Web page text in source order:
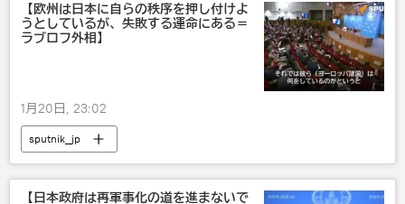
【欧州は日本に自らの秩序を押し付けよ
うとしているが、失敗する運命にある＝
ラブロフ外相】
1月20日, 23:02
sputnik_jp
【日本政府は再軍事化の道を進まないで